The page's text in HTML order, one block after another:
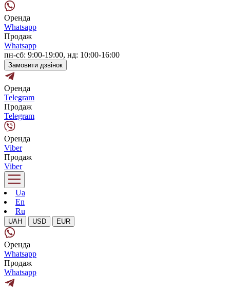
Оренда
Whatsapp
Продаж
Whatsapp
пн-сб: 9:00-19:00, нд: 10:00-16:00
Замовити дзвінок
Оренда
Telegram
Продаж
Telegram
Оренда
Viber
Продаж
Viber
Ua
En
Ru
UAH USD EUR
Оренда
Whatsapp
Продаж
Whatsapp